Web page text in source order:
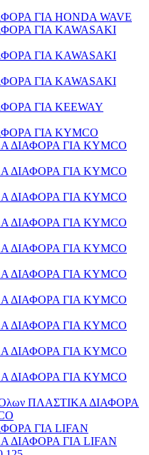
ΓΙΑ HONDA WAVE
ΓΙΑ KAWASAKI
ΓΙΑ KAWASAKI
ΓΙΑ KAWASAKI
ΓΙΑ KEEWAY
ΓΙΑ KYMCO
ΔΙΑΦΟΡΑ ΓΙΑ KYMCO
ΔΙΑΦΟΡΑ ΓΙΑ KYMCO
ΔΙΑΦΟΡΑ ΓΙΑ KYMCO
ΔΙΑΦΟΡΑ ΓΙΑ KYMCO
ΔΙΑΦΟΡΑ ΓΙΑ KYMCO
ΔΙΑΦΟΡΑ ΓΙΑ KYMCO
ΔΙΑΦΟΡΑ ΓΙΑ KYMCO
ΔΙΑΦΟΡΑ ΓΙΑ KYMCO
ΔΙΑΦΟΡΑ ΓΙΑ KYMCO
ΔΙΑΦΟΡΑ ΓΙΑ KYMCO
Όλων ΠΛΑΣΤΙΚΑ ΔΙΑΦΟΡΑ
ΓΙΑ LIFAN
ΔΙΑΦΟΡΑ ΓΙΑ LIFAN